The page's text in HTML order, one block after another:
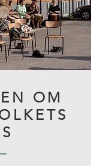
OM